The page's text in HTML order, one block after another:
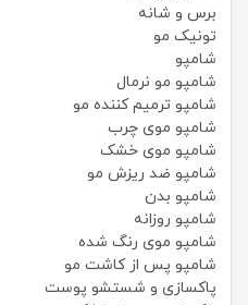
برس و شانه
تونیک مو
شامپو
شامپو مو نرمال
شامپو ترمیم کننده مو
شامپو موی چرب
شامپو موی خشک
شامپو ضد ریزش مو
شامپو بدن
شامپو روزانه
شامپو موی رنگ شده
شامپو پس از کاشت مو
پاکسازی و شستشو پوست